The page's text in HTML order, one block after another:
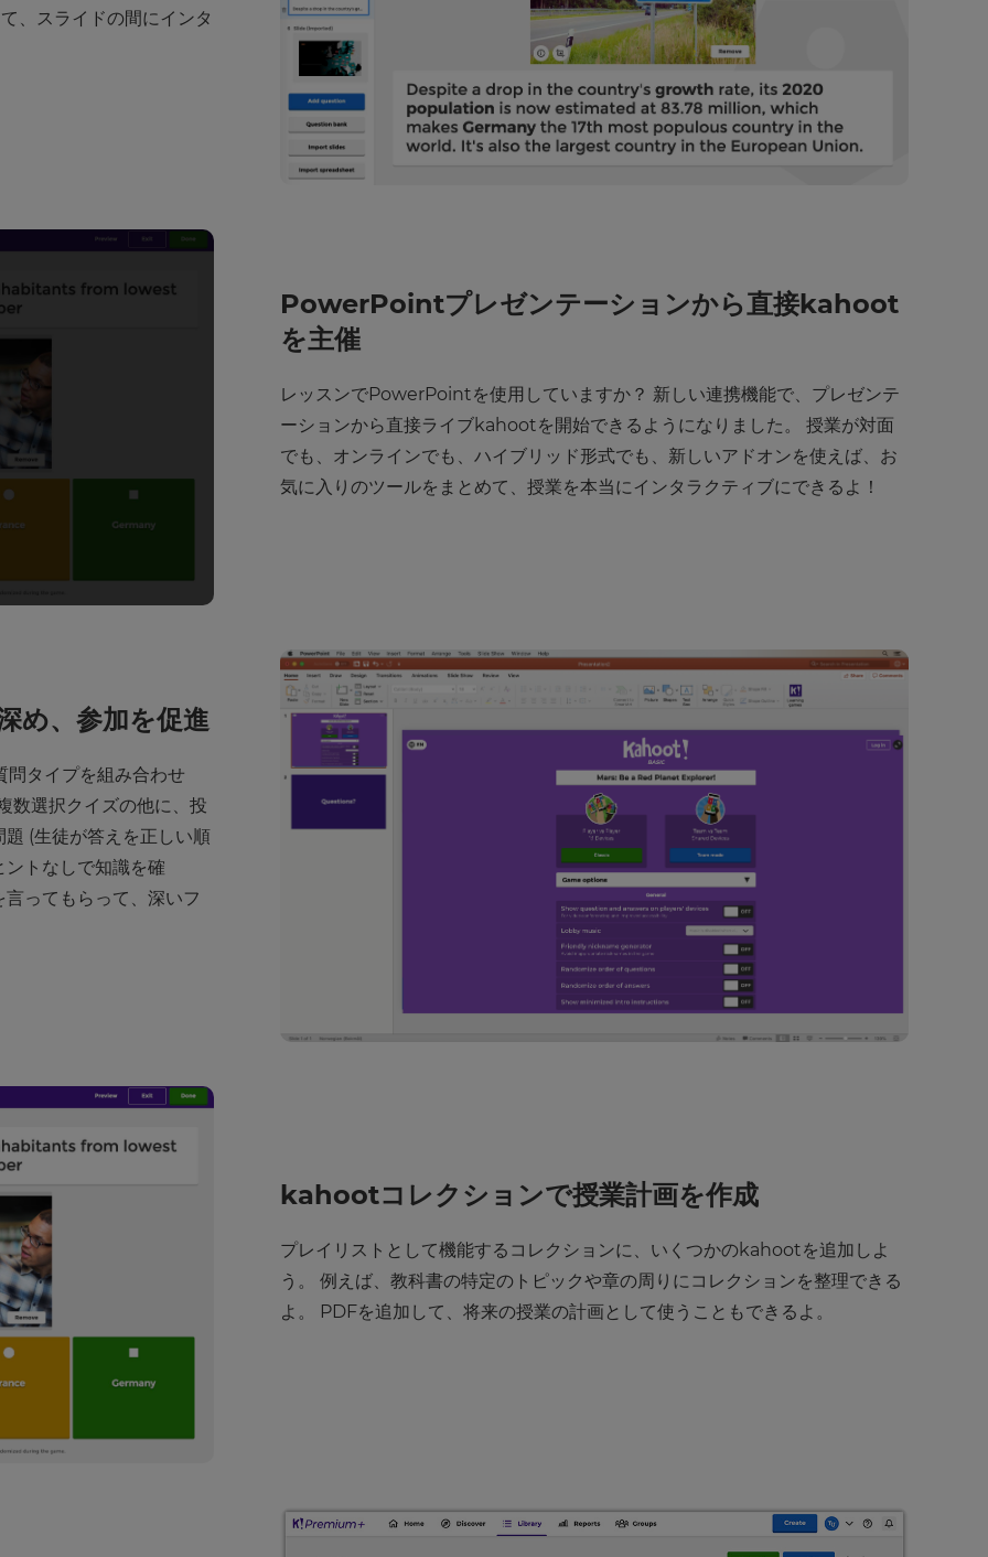
、スライドの間にインタ
PowerPointプレゼンテーションから直接kahoot
を主催
レッスンでPowerPointを使用していますか？ 新しい連携機能で、プレゼンテ
ーションから直接ライブkahootを開始できるようになりました。 授業が対面
でも、オンラインでも、ハイブリッド形式でも、新しいアドオンを使えば、お
気に入りのツールをまとめて、授業を本当にインタラクティブにできるよ！
め、参加を促進
問タイプを組み合わせ
数選択クイズの他に、投
(生徒が答えを正しい順
トなしで知識を確
ってもらって、深いフ
kahootコレクションで授業計画を作成
プレイリストとして機能するコレクションに、いくつかのkahootを追加しよ
う。 例えば、教科書の特定のトピックや章の周りにコレクションを整理できる
よ。 PDFを追加して、将来の授業の計画として使うこともできるよ。